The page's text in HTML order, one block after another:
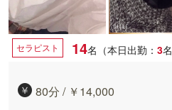
セラピスト 14名（本日出勤： 3名
80分 / ￥14,000